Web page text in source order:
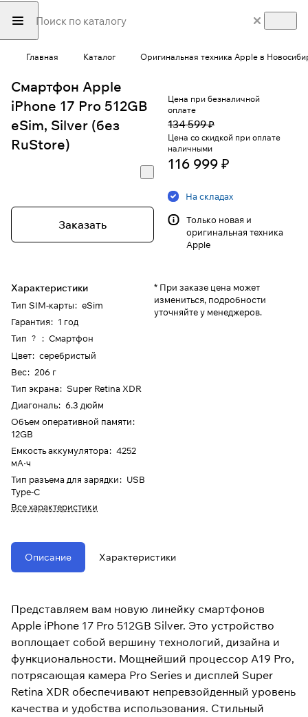
Главная Каталог Оригинальная техника Apple в
Смартфон Apple
iPhone 17 Pro 512GB
eSim, Silver (без
RuStore)
Заказать
Характеристики
Тип SIM-карты: eSim
Гарантия: 1 год
Тип ? : Смартфон
Цвет: серебристый
Вес: 206 г
Тип экрана: Super Retina XDR
Диагональ: 6.3 дюйм
Объем оперативной памяти:
12GB
Емкость аккумулятора: 4252
мА⋅ч
Тип разъема для зарядки: USB
Type-C
Все характеристики
Цена при безналичной
оплате
134 599 ₽
Цена со скидкой при оплате
наличными
116 999 ₽
На складах
Только новая и
оригинальная техника
Apple
* При заказе цена может
измениться, подробности
уточняйте у менеджеров.
Описание Характеристики
Представляем вам новую линейку смартфонов
Apple iPhone 17 Pro 512GB Silver. Это устройство
воплощает собой вершину технологий, дизайна и
функциональности. Мощнейший процессор A19 Pro,
потрясающая камера Pro Series и дисплей Super
Retina XDR обеспечивают непревзойденный уровень
качества и удобства использования. Стильный